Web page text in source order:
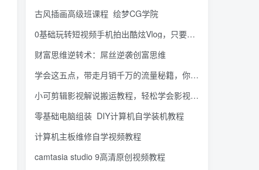
古风插画高级班课程_绘梦CG学院
0基础玩转短视频手机拍出酷炫Vlog，只要有手机就可以拍出高质感的Vlog
财富思维逆转术：屌丝逆袭创富思维
学会这五点，带走月销千万的流量秘籍，你也能成为下一个直播带货王
小可剪辑影视解说搬运教程，轻松学会影视解说【视频课程】
零基础电脑组装_DIY计算机自学装机教程
计算机主板维修自学视频教程
camtasia studio 9高清原创视频教程